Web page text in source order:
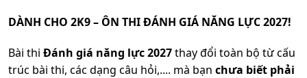
DÀNH CHO 2K9 – ÔN THI ĐÁNH GIÁ NĂNG LỰC 2027!
Bài thi Đánh giá năng lực 2027thay đổi toàn bộ từ cấu
trúc bài thi, các dạng câu hỏi,.... mà bạn chưa biết phải